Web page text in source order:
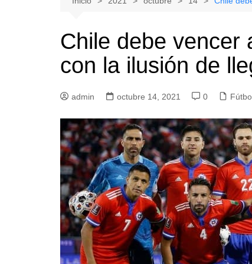
Tenis
Boxeo
Gimnasia
Licantén
Rauco
Sagrada Familia
Teno
Vichuquén
Chile debe vencer
con la ilusión de
admin octubre 14, 2021 0